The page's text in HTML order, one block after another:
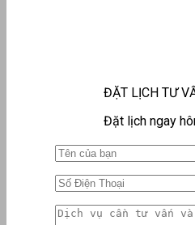
ĐẶT LỊCH TƯ
Đặt lịch ngay